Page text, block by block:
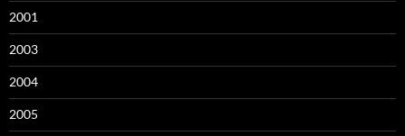
2001
2003
2004
2005